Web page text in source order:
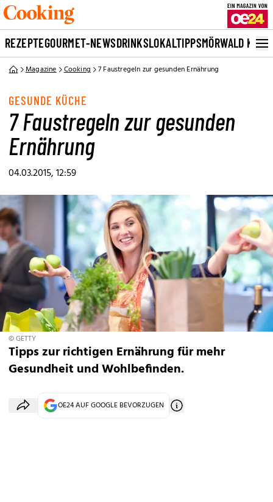
REZEPTEGOURMET-NEWSDRINKSLOKALTIPPSMÖRWALD
Magazine Cooking 7 Faustregeln zur gesunden Ernährung
GESUNDE KÜCHE
7 Faustregeln zur gesunden
Ernährung
04.03.2015, 12:59
© GETTY
Tipps zur richtigen Ernährung für mehr
Gesundheit und Wohlbefinden.
OE24 AUF GOOGLE BEVORZUGEN